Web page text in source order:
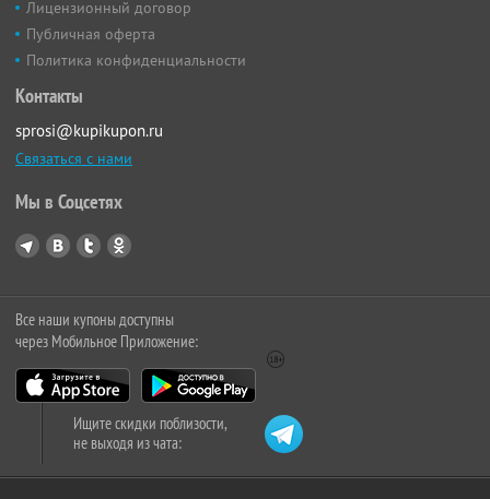
Лицензионный договор
Публичная оферта
Политика конфиденциальности
Контакты
sprosi@kupikupon.ru
Связаться с нами
Мы в Соцсетях
Все наши купоны доступны
через Мобильное Приложение:
Ищите скидки поблизости,
не выходя из чата: